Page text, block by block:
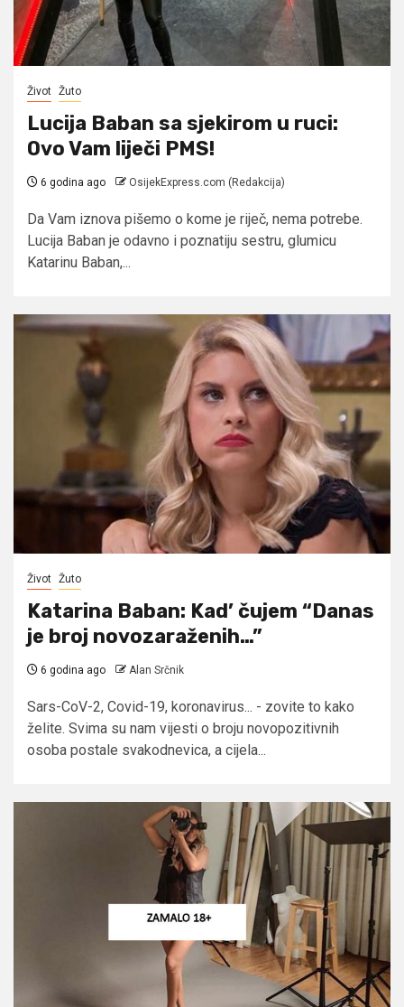
Život Žuto
Lucija Baban sa sjekirom u ruci:
Ovo Vam liječi PMS!
6 godina ago OsijekExpress.com (Redakcija)
Da Vam iznova pišemo o kome je riječ, nema potrebe.
Lucija Baban je odavno i poznatiju sestru, glumicu
Katarinu Baban,...
Život Žuto
Katarina Baban: Kad’ čujem “Danas
je broj novozaraženih…”
6 godina ago Alan Srčnik
Sars-CoV-2, Covid-19, koronavirus... - zovite to kako
želite. Svima su nam vijesti o broju novopozitivnih
osoba postale svakodnevica, a cijela...